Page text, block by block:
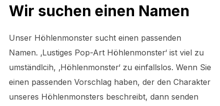
Wir suchen einen Namen
Unser Höhlenmonster sucht einen passenden
Namen. ‚Lustiges Pop-Art Höhlenmonster‘ ist viel zu
umständlcih, ‚Höhlenmonster‘ zu einfallslos. Wenn Sie
einen passenden Vorschlag haben, der den Charakter
unseres Höhlenmonsters beschreibt, dann senden